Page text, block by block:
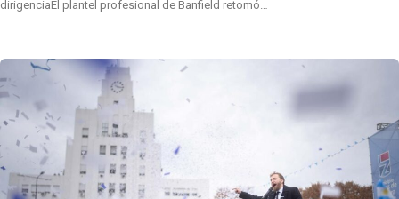
dirigenciaEl plantel profesional de Banfield retomó…